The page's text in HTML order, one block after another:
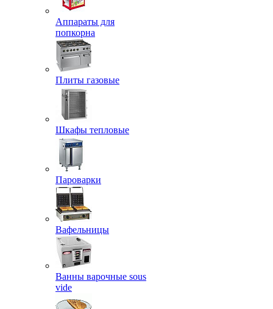
Аппараты для
попкорна
Плиты газовые
Шкафы тепловые
Пароварки
Вафельницы
Ванны варочные sous
vide